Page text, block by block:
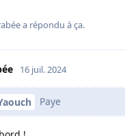
a répondu à ça.
16 juil. 2024
Paye